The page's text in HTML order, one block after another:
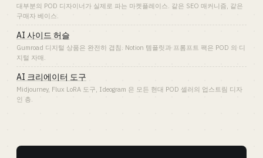
대부분의 POD 디자이너가 실제로 파는 마켓플레이스. 같은 SEO 매커니즘, 같은
구매자 베이스.
AI 사이드 허슬
Gumroad 디지털 상품은 완전히 겹침. Notion 템플릿과 프롬프트 팩은 POD 의 디
지털 자매.
AI 크리에이터 도구
Midjourney, Flux LoRA 도구, Ideogram 은 모든 현대 POD 셀러의 업스트림 디자
인 층.